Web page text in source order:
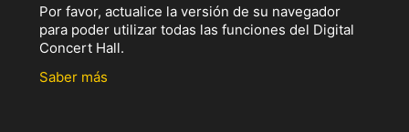
Por favor, actualice la versión de su navegador
para poder utilizar todas las funciones del Digital
Concert Hall.
Saber más